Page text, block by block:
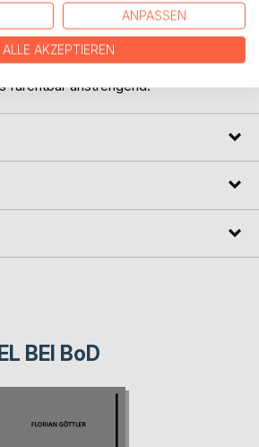
noch dazu ein Rattenproblem hat, ist
die Liebe? Und dann schleppt auch
auf den Schrottplatz,
immer weg muss.
furchtbar anstrengend.
BEI BoD
ANPASSEN
ALLE AKZEPTIEREN